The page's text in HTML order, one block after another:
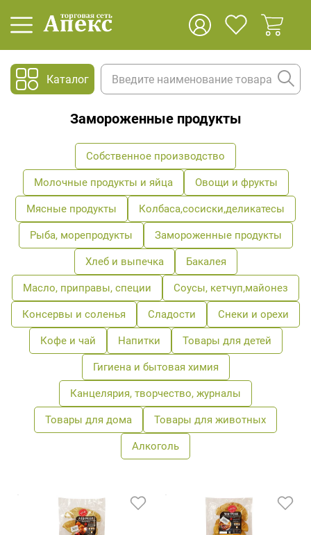
Каталог
Замороженные продукты
Собственное производство
Молочные продукты и яйца Овощи и фрукты
Мясные продукты Колбаса,сосиски,деликатесы
Рыба, морепродукты Замороженные продукты
Хлеб и выпечка Бакалея
Масло, приправы, специи Соусы, кетчуп,майонез
Консервы и соленья Сладости Снеки и орехи
Кофе и чай Напитки Товары для детей
Гигиена и бытовая химия
Канцелярия, творчество, журналы
Товары для дома Товары для животных
Алкоголь